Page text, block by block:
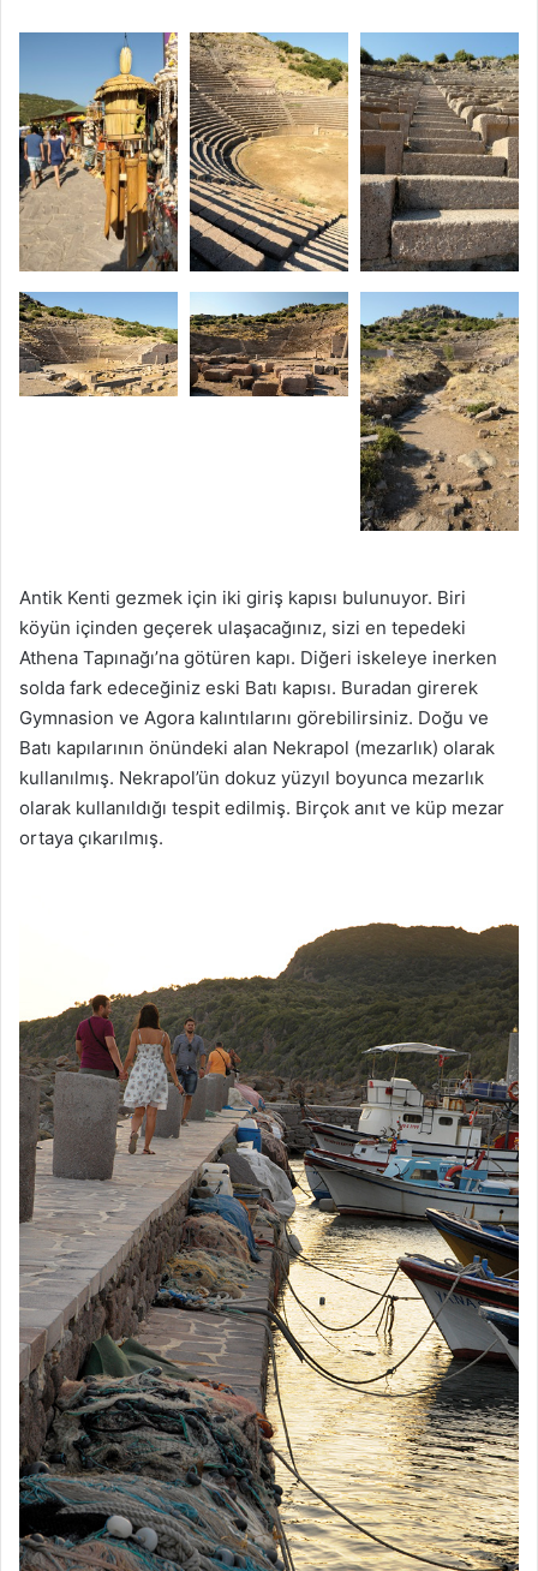
Antik Kenti gezmek için iki giriş kapısı bulunuyor. Biri
köyün içinden geçerek ulaşacağınız, sizi en tepedeki
Athena Tapınağı’na götüren kapı. Diğeri iskeleye inerken
solda fark edeceğiniz eski Batı kapısı. Buradan girerek
Gymnasion ve Agora kalıntılarını görebilirsiniz. Doğu ve
Batı kapılarının önündeki alan Nekrapol (mezarlık) olarak
kullanılmış. Nekrapol’ün dokuz yüzyıl boyunca mezarlık
olarak kullanıldığı tespit edilmiş. Birçok anıt ve küp mezar
ortaya çıkarılmış.